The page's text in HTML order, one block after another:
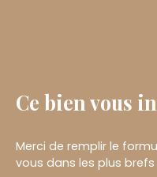
Ce bien vous
Merci de remplir le
vous dans les plus brefs